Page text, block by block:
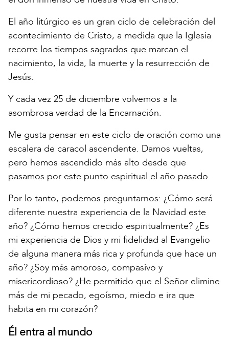
El año litúrgico es un gran ciclo de celebración del
acontecimiento de Cristo, a medida que la Iglesia
recorre los tiempos sagrados que marcan el
nacimiento, la vida, la muerte y la resurrección de
Jesús.
Y cada vez 25 de diciembre volvemos a la
asombrosa verdad de la Encarnación.
Me gusta pensar en este ciclo de oración como una
escalera de caracol ascendente. Damos vueltas,
pero hemos ascendido más alto desde que
pasamos por este punto espiritual el año pasado.
Por lo tanto, podemos preguntarnos: ¿Cómo será
diferente nuestra experiencia de la Navidad este
año? ¿Cómo hemos crecido espiritualmente? ¿Es
mi experiencia de Dios y mi fidelidad al Evangelio
de alguna manera más rica y profunda que hace un
año? ¿Soy más amoroso, compasivo y
misericordioso? ¿He permitido que el Señor elimine
más de mi pecado, egoísmo, miedo e ira que
habita en mi corazón?
Él entra al mundo